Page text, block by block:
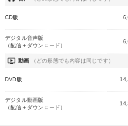
2025年春季全国経営者セミナー収録
タル版（音声／動画ストリーミング・
売上直結の営業力や販売力を獲得する
「儲けの本質」を突く 井上和弘
2025年夏季全国経営者セミナー収録
タル版（音声／動画ストリーミング・
CD版
デジタル音声版
（配信＋ダウンロード）
ondemand_video 動画 （どの形態でも内容は同じです）
DVD版
デジタル動画版
（配信＋ダウンロード）